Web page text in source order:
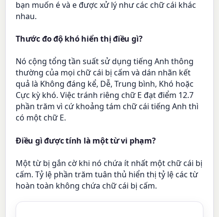
bạn muốn é và e được xử lý như các chữ cái khác
nhau.
Thước đo độ khó hiển thị điều gì?
Nó cộng tổng tần suất sử dụng tiếng Anh thông
thường của mọi chữ cái bị cấm và dán nhãn kết
quả là Không đáng kể, Dễ, Trung bình, Khó hoặc
Cực kỳ khó. Việc tránh riêng chữ E đạt điểm 12.7
phần trăm vì cứ khoảng tám chữ cái tiếng Anh thì
có một chữ E.
Điều gì được tính là một từ vi phạm?
Một từ bị gắn cờ khi nó chứa ít nhất một chữ cái bị
cấm. Tỷ lệ phần trăm tuân thủ hiển thị tỷ lệ các từ
hoàn toàn không chứa chữ cái bị cấm.